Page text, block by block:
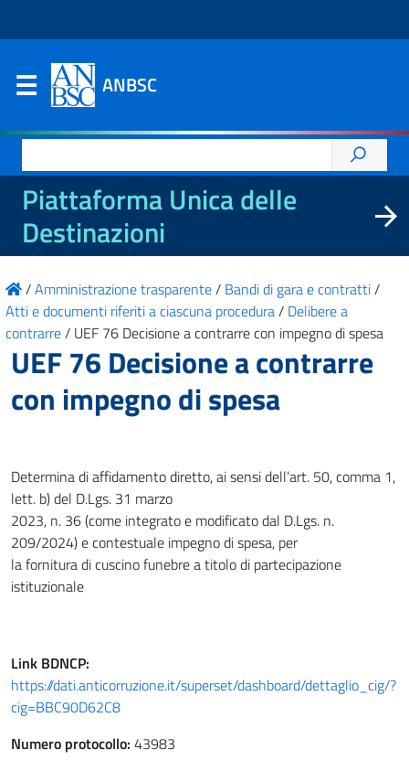
ANBSC
per:
Piattaforma Unica delle
Destinazioni
/Amministrazione trasparente/ Bandi di gara e contratti/
Atti e documenti riferiti a ciascuna procedura/ Delibere a
contrarre/ UEF 76 Decisione a contrarre con impegno di spesa
UEF 76 Decisione a contrarre
con impegno di spesa
Determina di affidamento diretto, ai sensi dell’art. 50, comma 1,
lett. b) del D.Lgs. 31 marzo
2023, n. 36 (come integrato e modificato dal D.Lgs. n.
209/2024) e contestuale impegno di spesa, per
la fornitura di cuscino funebre a titolo di partecipazione
istituzionale
Link BDNCP:
https://dati.anticorruzione.it/superset/dashboard/dettaglio_cig/?
cig=BBC90D62C8
Numero protocollo: 43983